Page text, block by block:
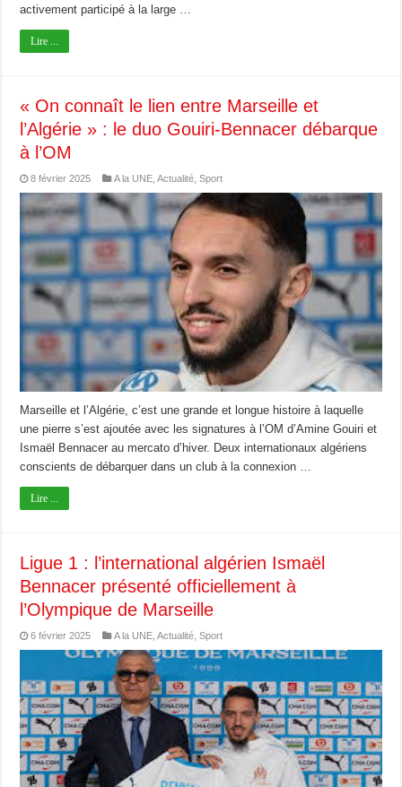
activement participé à la large …
Lire ...
« On connaît le lien entre Marseille et
l’Algérie » : le duo Gouiri-Bennacer débarque
à l’OM
8 février 2025 A la UNE ,Actualité ,Sport
Marseille et l’Algérie, c’est une grande et longue histoire à laquelle
une pierre s’est ajoutée avec les signatures à l’OM d’Amine Gouiri et
Ismaël Bennacer au mercato d’hiver. Deux internationaux algériens
conscients de débarquer dans un club à la connexion …
Lire ...
Ligue 1 : l’international algérien Ismaël
Bennacer présenté officiellement à
l’Olympique de Marseille
6 février 2025 A la UNE ,Actualité ,Sport